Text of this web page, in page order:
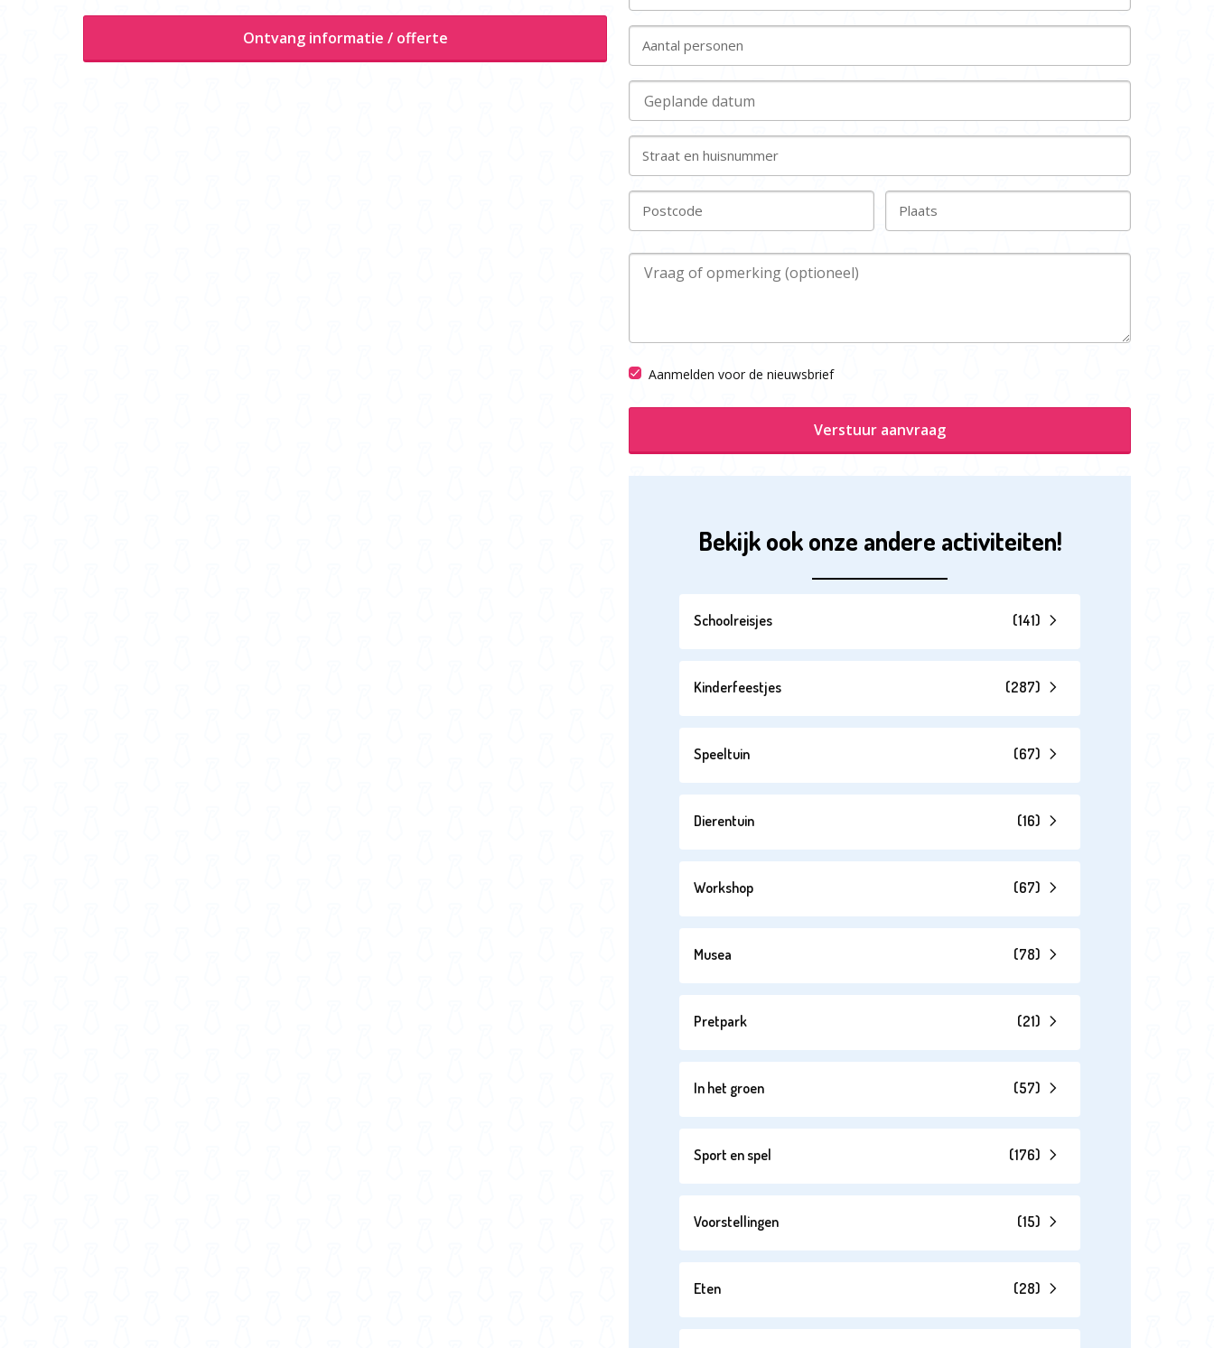
Ontvang informatie / offerte Aantal personen
Straat en huisnummer
Postcode Plaats
Aanmelden voor de nieuwsbrief
Verstuur aanvraag
Bekijk ook onze andere activiteiten!
Schoolreisjes (141)
Kinderfeestjes (287)
Speeltuin (67)
Dierentuin (16)
Workshop (67)
Musea (78)
Pretpark (21)
In het groen (57)
Sport en spel (176)
Voorstellingen (15)
Eten (28)